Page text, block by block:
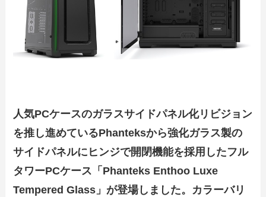
人気PCケースのガラスサイドパネル化リビジョン
を推し進めているPhanteksから強化ガラス製の
サイドパネルにヒンジで開閉機能を採用したフル
タワーPCケース「Phanteks Enthoo Luxe
Tempered Glass」が登場しました。カラーバリ